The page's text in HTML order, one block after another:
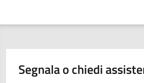
Segnala o chiedi